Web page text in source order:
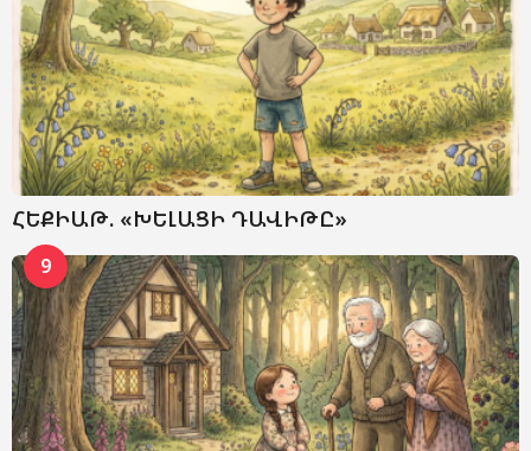
ՀԵՔԻԱԹ. «ԽԵԼԱՑԻ ԴԱՎԻԹԸ»
9